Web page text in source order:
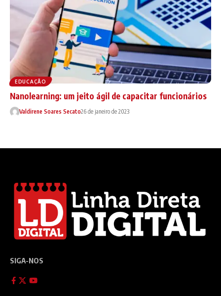
EDUCAÇÃO
Nanolearning: um jeito ágil de capacitar funcionários
Valdirene Soares Secato26 de janeiro de 2023
SIGA-NOS